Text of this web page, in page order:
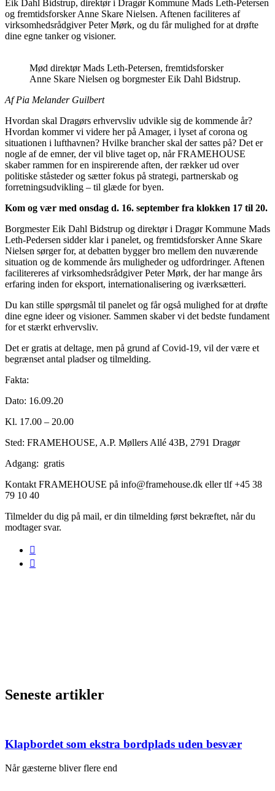
Eik Dahl Bidstrup, direktør i Dragør Kommune Mads Leth-Petersen
og fremtidsforsker Anne Skare Nielsen. Aftenen faciliteres af
virksomhedsrådgiver Peter Mørk, og du får mulighed for at drøfte
dine egne tanker og visioner.
Mød direktør Mads Leth-Petersen, fremtidsforsker
Anne Skare Nielsen og borgmester Eik Dahl Bidstrup.
Af Pia Melander Guilbert
Hvordan skal Dragørs erhvervsliv udvikle sig de kommende år?
Hvordan kommer vi videre her på Amager, i lyset af corona og
situationen i lufthavnen? Hvilke brancher skal der sattes på? Det er
nogle af de emner, der vil blive taget op, når FRAMEHOUSE
skaber rammen for en inspirerende aften, der rækker ud over
politiske ståsteder og sætter fokus på strategi, partnerskab og
forretningsudvikling – til glæde for byen.
Kom og vær med onsdag d. 16. september fra klokken 17 til 20.
Borgmester Eik Dahl Bidstrup og direktør i Dragør Kommune Mads
Leth-Pedersen sidder klar i panelet, og fremtidsforsker Anne Skare
Nielsen sørger for, at debatten bygger bro mellem den nuværende
situation og de kommende års muligheder og udfordringer. Aftenen
facilitereres af virksomhedsrådgiver Peter Mørk, der har mange års
erfaring inden for eksport, internationalisering og iværksætteri.
Du kan stille spørgsmål til panelet og får også mulighed for at drøfte
dine egne ideer og visioner. Sammen skaber vi det bedste fundament
for et stærkt erhvervsliv.
Det er gratis at deltage, men på grund af Covid-19, vil der være et
begrænset antal pladser og tilmelding.
Fakta:
Dato: 16.09.20
Kl. 17.00 – 20.00
Sted: FRAMEHOUSE, A.P. Møllers Allé 43B, 2791 Dragør
Adgang: gratis
Kontakt FRAMEHOUSE på info@framehouse.dk eller tlf +45 38
79 10 40
Tilmelder du dig på mail, er din tilmelding først bekræftet, når du
modtager svar.
Seneste artikler
Klapbordet som ekstra bordplads uden besvær
Når gæsterne bliver flere end